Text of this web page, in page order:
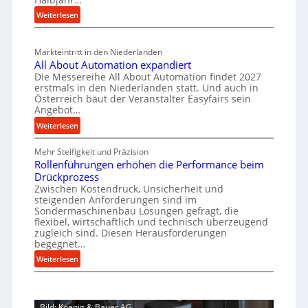
n
a
u
p
r
e
s
s
s
h
a
f
t
i
g
t
s
i
c
h
b
s
i
a
l
e
r
s
o
u
n
g
e
n
t
s
p
a
n
n
i
Weiterlesen:
M
s
c
h
i
n
e
n
a
u
-
B
e
s
t
e
l
l
n
Markteintritt in den Niederlanden
All About Automation expandiert
Die Messereihe All About Automation findet 2027
erstmals in den Niederlanden statt. Und auch in
Österreich baut der Veranstalter Easyfairs sein
Angebot…
Weiterlesen:
A
l
l
A
b
o
u
t
t
Mehr Steifigkeit und Präzision
Rollenführungen erhöhen die Performance beim
Drückprozess
Zwischen Kostendruck, Unsicherheit und
steigenden Anforderungen sind im
Sondermaschinenbau Lösungen gefragt, die
flexibel, wirtschaftlich und technisch überzeugend
zugleich sind. Diesen Herausforderungen
begegnet…
Weiterlesen:
R
l